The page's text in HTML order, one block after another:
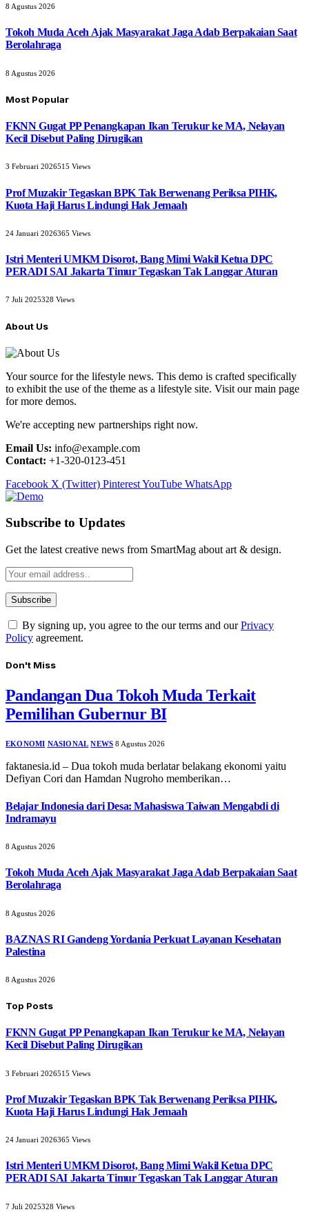
8 Agustus 2026
Tokoh Muda Aceh Ajak Masyarakat Jaga Adab Berpakaian Saat
Berolahraga
8 Agustus 2026
Most Popular
FKNN Gugat PP Penangkapan Ikan Terukur ke MA, Nelayan
Kecil Disebut Paling Dirugikan
3 Februari 2026515 Views
Prof Muzakir Tegaskan BPK Tak Berwenang Periksa PIHK,
Kuota Haji Harus Lindungi Hak Jemaah
24 Januari 2026365 Views
Istri Menteri UMKM Disorot, Bang Mimi Wakil Ketua DPC
PERADI SAI Jakarta Timur Tegaskan Tak Langgar Aturan
7 Juli 2025328 Views
About Us
Your source for the lifestyle news. This demo is crafted specifically
to exhibit the use of the theme as a lifestyle site. Visit our main page
for more demos.
We're accepting new partnerships right now.
Email Us: info@example.com
Contact: +1-320-0123-451
Facebook X (Twitter) PinterestYouTube WhatsApp
Subscribe to Updates
Get the latest creative news from SmartMag about art & design.
By signing up, you agree to the our terms and ourPrivacy
Policy agreement.
Don't Miss
Pandangan Dua Tokoh Muda Terkait
Pemilihan Gubernur BI
EKONOMI NASIONAL NEWS 8 Agustus 2026
faktanesia.id – Dua tokoh muda berlatar belakang ekonomi yaitu
Defiyan Cori dan Hamdan Nugroho memberikan…
Belajar Indonesia dari Desa: Mahasiswa Taiwan Mengabdi di
Indramayu
8 Agustus 2026
Tokoh Muda Aceh Ajak Masyarakat Jaga Adab Berpakaian Saat
Berolahraga
8 Agustus 2026
BAZNAS RI Gandeng Yordania Perkuat Layanan Kesehatan
Palestina
8 Agustus 2026
Top Posts
FKNN Gugat PP Penangkapan Ikan Terukur ke MA, Nelayan
Kecil Disebut Paling Dirugikan
3 Februari 2026515 Views
Prof Muzakir Tegaskan BPK Tak Berwenang Periksa PIHK,
Kuota Haji Harus Lindungi Hak Jemaah
24 Januari 2026365 Views
Istri Menteri UMKM Disorot, Bang Mimi Wakil Ketua DPC
PERADI SAI Jakarta Timur Tegaskan Tak Langgar Aturan
7 Juli 2025328 Views